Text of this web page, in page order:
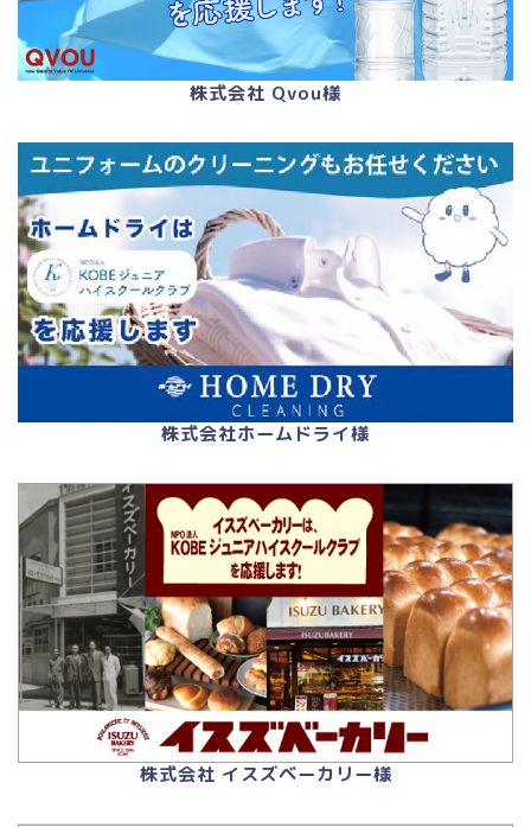
株式会社 Qvou様
株式会社ホームドライ様
株式会社 イスズベーカリー様